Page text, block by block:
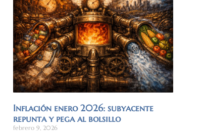
Inflación enero 2026: subyacente
repunta y pega al bolsillo
febrero 9, 2026